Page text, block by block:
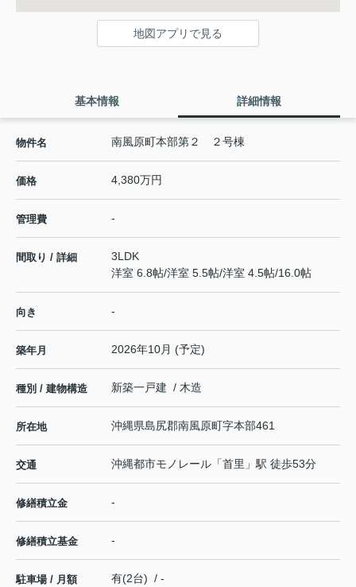
地図アプリで見る
基本情報 詳細情報
物件名 南風原町本部第２ ２号棟
価格 4,380万円
管理費 -
間取り / 詳細
3LDK
洋室 6.8帖/洋室 5.5帖/洋室 4.5帖/16.0帖
向き -
築年月 2026年10月 (予定)
種別 / 建物構造 新築一戸建 / 木造
所在地 沖縄県島尻郡南風原町字本部461
交通 沖縄都市モノレール 「首里 」駅 徒歩53分
修繕積立金 -
修繕積立基金 -
駐車場 / 月額 有(2台) / -